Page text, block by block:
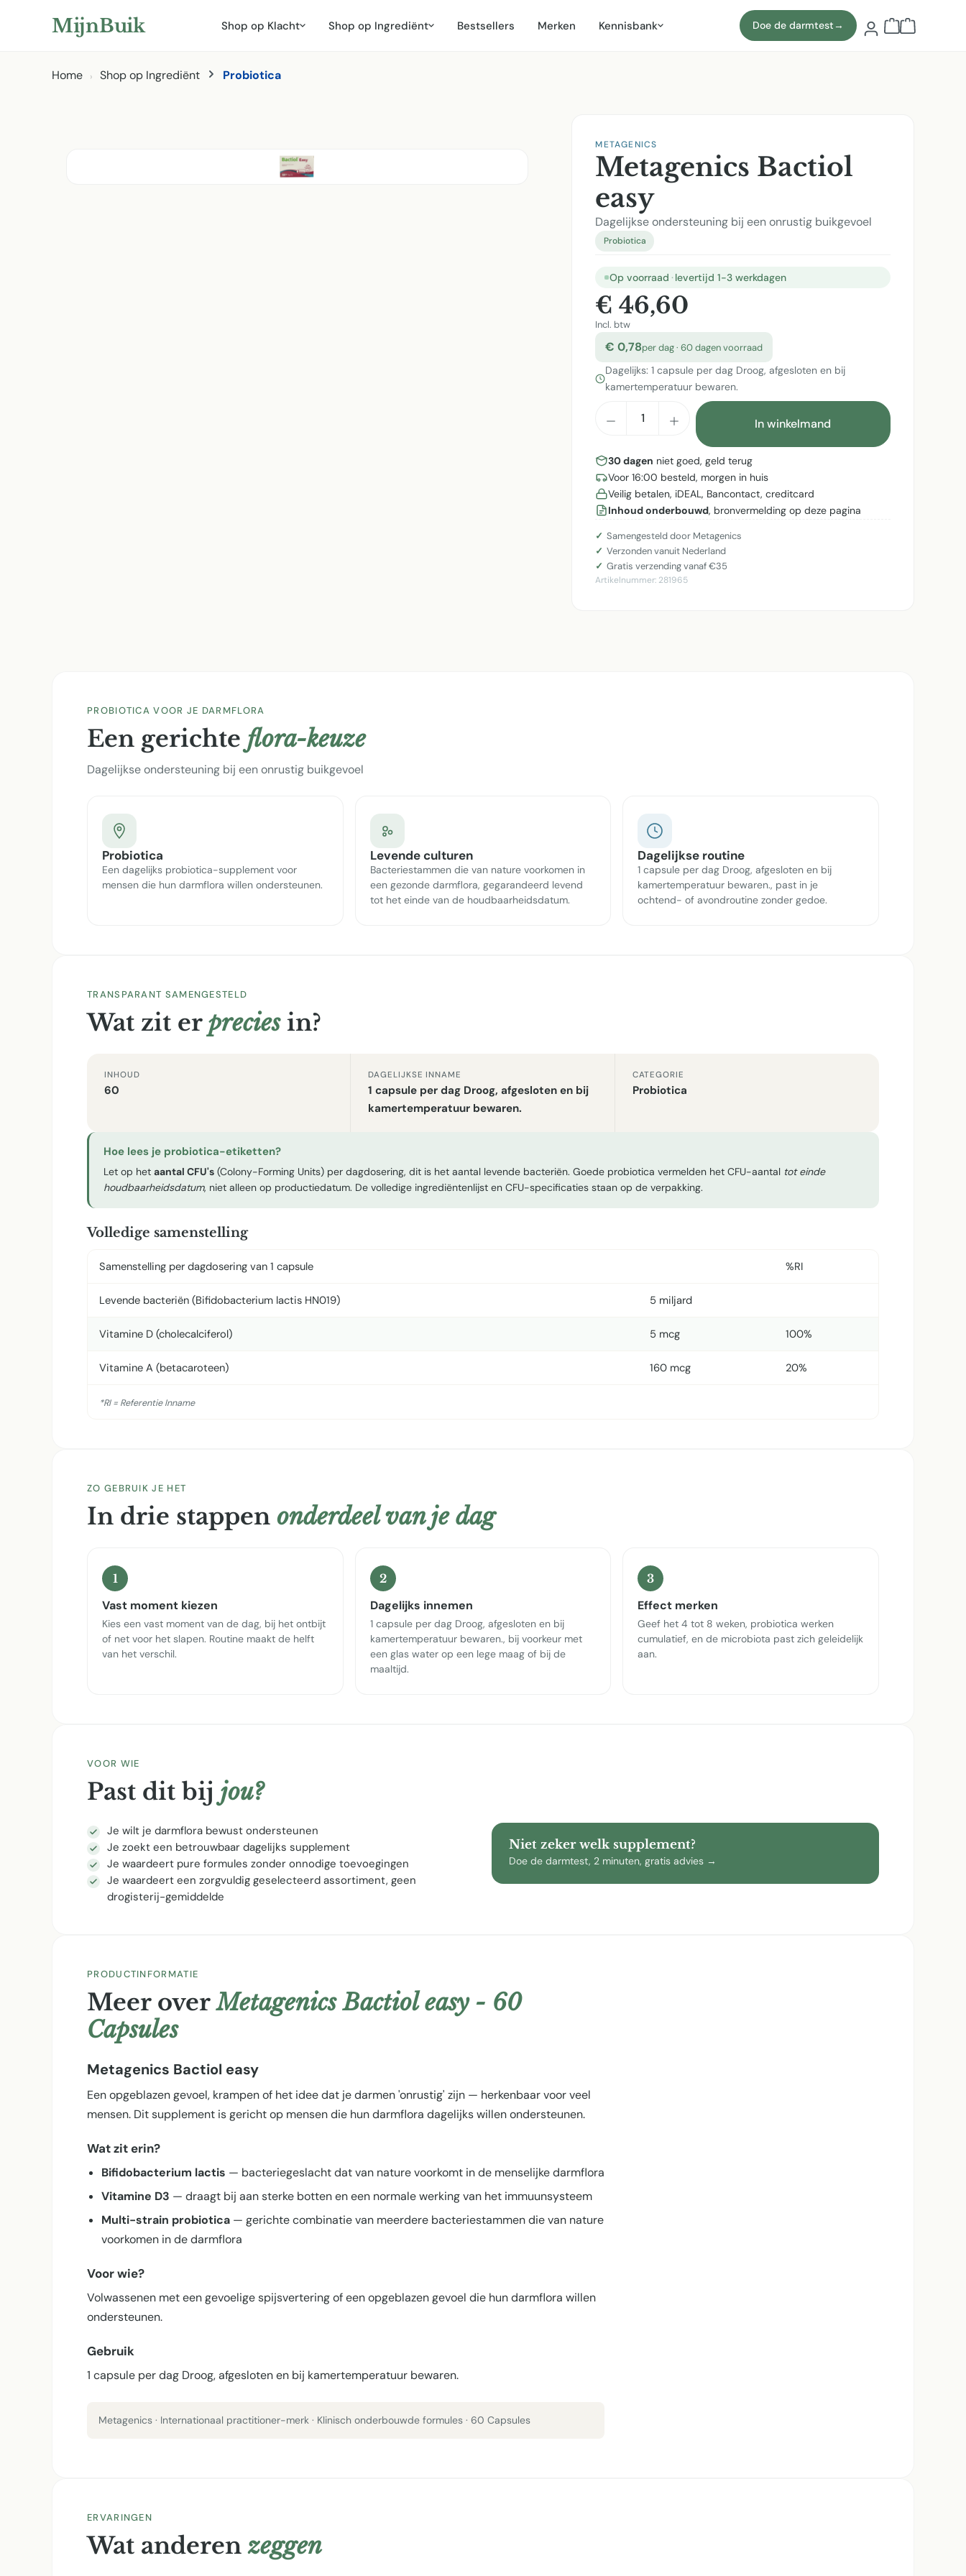
hoofdinhoud
Naar zoeken
Naar hoofdnavigatie
MijnBuik Shop op Klacht Shop op Ingrediënt Bestsellers Merken Kennisbank Doe de darmtest→
Home Shop op Ingrediënt Probiotica
METAGENICS
Metagenics Bactiol
easy
Dagelijkse ondersteuning bij een onrustig buikgevoel
Probiotica
Op voorraad ·levertijd 1-3 werkdagen
€ 46,60
Incl. btw
€ 0,78per dag · 60 dagen voorraad
Dagelijks: 1 capsule per dag Droog, afgesloten en bij
kamertemperatuur bewaren.
Producthoeveelheid: Voer de gewenste
In winkelmand
30 dagen niet goed, geld terug
Voor 16:00 besteld, morgen in huis
Veilig betalen, iDEAL, Bancontact, creditcard
Inhoud onderbouwd, bronvermelding op deze pagina
Samengesteld door Metagenics
Verzonden vanuit Nederland
Gratis verzending vanaf €35
Artikelnummer: 281965
PROBIOTICA VOOR JE DARMFLORA
Een gerichte flora-keuze
Dagelijkse ondersteuning bij een onrustig buikgevoel
Probiotica
Een dagelijks probiotica-supplement voor
mensen die hun darmflora willen ondersteunen.
Levende culturen
Bacteriestammen die van nature voorkomen in
een gezonde darmflora, gegarandeerd levend
tot het einde van de houdbaarheidsdatum.
Dagelijkse routine
1 capsule per dag Droog, afgesloten en bij
kamertemperatuur bewaren., past in je
ochtend- of avondroutine zonder gedoe.
TRANSPARANT SAMENGESTELD
Wat zit er preciesin?
INHOUD
60
DAGELIJKSE INNAME
1 capsule per dag Droog, afgesloten en bij
kamertemperatuur bewaren.
CATEGORIE
Probiotica
Hoe lees je probiotica-etiketten?
Let op het aantal CFU's (Colony-Forming Units) per dagdosering, dit is het aantal levende bacteriën. Goede probiotica vermelden het CFU-aantal tot einde
houdbaarheidsdatum, niet alleen op productiedatum. De volledige ingrediëntenlijst en CFU-specificaties staan op de verpakking.
Volledige samenstelling
Samenstelling per dagdosering van 1 capsule %RI
Levende bacteriën (Bifidobacterium lactis HN019) 5 miljard
Vitamine D (cholecalciferol) 5 mcg 100%
Vitamine A (betacaroteen) 160 mcg 20%
*RI = Referentie Inname
ZO GEBRUIK JE HET
In drie stappen onderdeel van je dag
1
Vast moment kiezen
Kies een vast moment van de dag, bij het ontbijt
of net voor het slapen. Routine maakt de helft
van het verschil.
2
Dagelijks innemen
1 capsule per dag Droog, afgesloten en bij
kamertemperatuur bewaren., bij voorkeur met
een glas water op een lege maag of bij de
maaltijd.
3
Effect merken
Geef het 4 tot 8 weken, probiotica werken
cumulatief, en de microbiota past zich geleidelijk
aan.
VOOR WIE
Past dit bij jou?
Je wilt je darmflora bewust ondersteunen
Je zoekt een betrouwbaar dagelijks supplement
Je waardeert pure formules zonder onnodige toevoegingen
Je waardeert een zorgvuldig geselecteerd assortiment, geen
drogisterij-gemiddelde
Niet zeker welk supplement?
Doe de darmtest, 2 minuten, gratis advies →
PRODUCTINFORMATIE
Meer overMetagenics Bactiol easy - 60
Capsules
Metagenics Bactiol easy
Een opgeblazen gevoel, krampen of het idee dat je darmen 'onrustig' zijn — herkenbaar voor veel
mensen. Dit supplement is gericht op mensen die hun darmflora dagelijks willen ondersteunen.
Wat zit erin?
Bifidobacterium lactis — bacteriegeslacht dat van nature voorkomt in de menselijke darmflora
Vitamine D3 — draagt bij aan sterke botten en een normale werking van het immuunsysteem
Multi-strain probiotica — gerichte combinatie van meerdere bacteriestammen die van nature
voorkomen in de darmflora
Voor wie?
Volwassenen met een gevoelige spijsvertering of een opgeblazen gevoel die hun darmflora willen
ondersteunen.
Gebruik
1 capsule per dag Droog, afgesloten en bij kamertemperatuur bewaren.
Metagenics · Internationaal practitioner-merk · Klinisch onderbouwde formules · 60 Capsules
ERVARINGEN
Wat anderenzeggen